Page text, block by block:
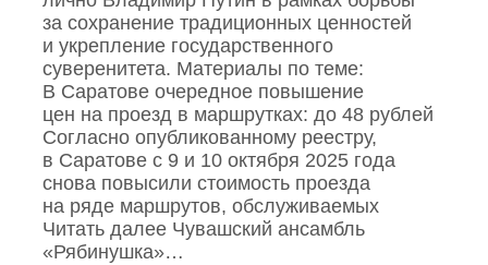
за сохранение традиционных ценностей
и укрепление государственного
суверенитета. Материалы по теме:
В Саратове очередное повышение
цен на проезд в маршрутках: до 48 рублей
Согласно опубликованному реестру,
в Саратове с 9 и 10 октября 2025 года
снова повысили стоимость проезда
на ряде маршрутов, обслуживаемых
Читать далее Чувашский ансамбль
«Рябинушка»…